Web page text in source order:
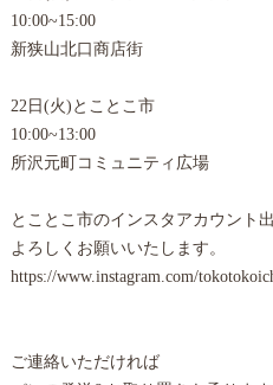
10:00~15:00
新狭山北口商店街
22日(火)とことこ市
10:00~13:00
所沢元町コミュニティ広場
とことこ市のインスタアカウント
よろしくお願いいたします。
https://www.instagram.com/
ご連絡いただければ